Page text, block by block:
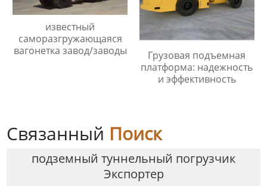
известный
саморазгружающаяся
вагонетка завод/заводы
Грузовая подъемная
платформа: надежность
и эффективность
Связанный Поиск
подземный туннельный погрузчик
Экспортер